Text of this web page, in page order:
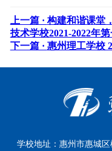
上一篇 ·构建和谐课堂
技术学校2021-2022年
下一篇 · 惠州理工学校
学校地址：惠州市惠城区